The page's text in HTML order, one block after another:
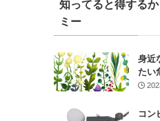
ー知ってると得する
ミー
身近
たい
コン